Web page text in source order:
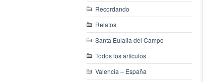
Recordando
Relatos
Santa Eulalia del Campo
Todos los artículos
Valencia – España